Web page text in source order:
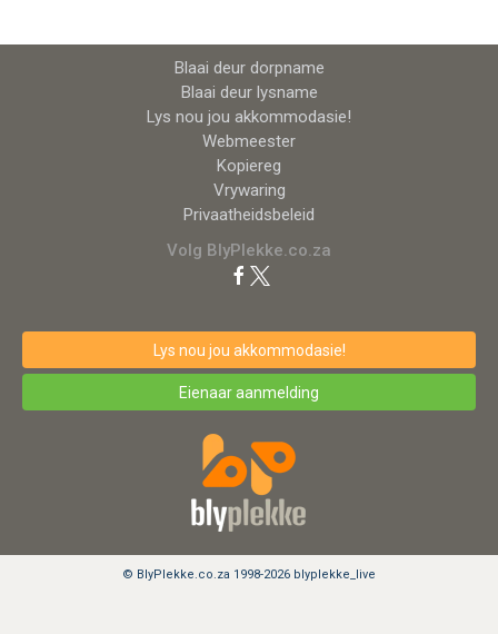
Blaai deur dorpname
Blaai deur lysname
Lys nou jou akkommodasie!
Webmeester
Kopiereg
Vrywaring
Privaatheidsbeleid
Volg BlyPlekke.co.za
Lys nou jou akkommodasie!
Eienaar aanmelding
© BlyPlekke.co.za 1998-2026 blyplekke_live